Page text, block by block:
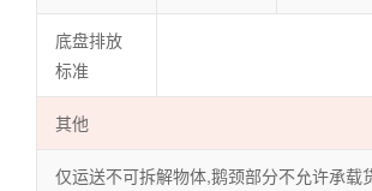
底盘排放
标准
其他
仅运送不可拆解物体,鹅颈部分不允许承载